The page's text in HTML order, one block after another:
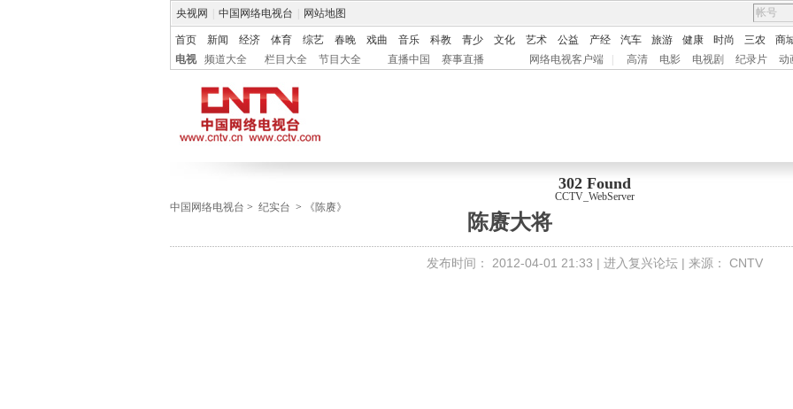
央视网 中国网络电视台 网站地图
首页 新闻 经济 体育 综艺 春晚 戏曲 音乐 科教 青少 文化 艺术 公益 产经 汽车 旅游 健康 时尚 三农
商
电视
频道大全 栏目大全 节目大全 直播中国 赛事直播 网络电视客户端 高清 电影 电视剧 纪录片 动
302 Found
CCTV_WebServer
中国网络电视台 > 纪实台 > 《陈赓》
陈赓大将
发布时间： 2012-04-01 21:33 | 进入复兴论坛 | 来源： CNTV